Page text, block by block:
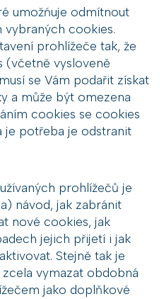
umožńuje odmítnout
vybraných cookies.
prohlížeče tak, že
(včetně vysloveně
se Vám podařit získat
a může být omezena
cookies se cookies
je potřeba je odstranit
prohlížečů je
návod, jak zabránit
nové cookies, jak
jejich přijetí i jak
Stejně tak je
vymazat obdobná
jako doplňkové